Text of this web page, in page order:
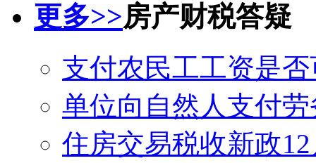
更多>>房产财税答疑
支付农民工工资是
单位向自然人支付
住房交易税收新政